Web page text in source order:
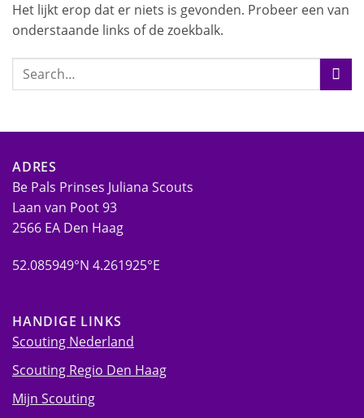
Het lijkt erop dat er niets is gevonden. Probeer een van
onderstaande links of de zoekbalk.
ADRES
Be Pals Prinses Juliana Scouts
Laan van Poot 93
2566 EA Den Haag
52.085949°N 4.261925°E
HANDIGE LINKS
Scouting Nederland
Scouting Regio Den Haag
Mijn Scouting